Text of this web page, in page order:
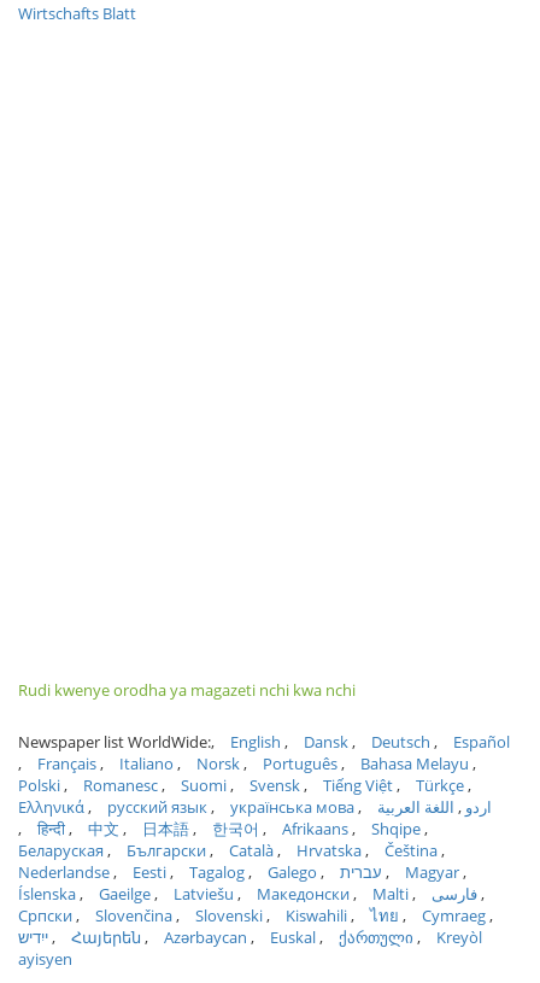
Wirtschafts Blatt
Rudi kwenye orodha ya magazeti nchi kwa nchi
Newspaper list WorldWide: English Dansk Deutsch
Español
Français
Italiano Norsk Português
Bahasa Melayu
Polski
Romanesc Suomi Svensk Tiếng Việt
Türkçe
Ελληνικά
русский язык українська мова اردو
اللغة العربية
हिन्दी
中文 日本語 한국어 Afrikaans
Shqipe
Беларуская
Български Català Hrvatska
Čeština
Nederlandse
Eesti Tagalog Galego עברית
Magyar
Íslenska
Gaeilge Latviešu Македонски Malti
فارسی
Српски
Slovenčina Slovenski Kiswahili ไทย
Cymraeg
ייִדיש
Հայերեն Azərbaycan Euskal ქართული
Kreyòl
ayisyen